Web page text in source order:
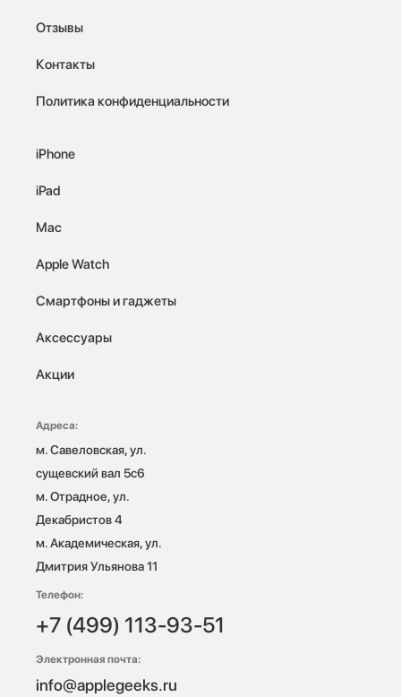
Отзывы
Контакты
Политика конфиденциальности
iPhone
iPad
Mac
Apple Watch
Смартфоны и гаджеты
Аксессуары
Акции
Адреса:
м. Савеловская, ул.
сущевский вал 5с6
м. Отрадное, ул.
Декабристов 4
м. Академическая, ул.
Дмитрия Ульянова 11
Телефон:
+7 (499) 113-93-51
Электронная почта:
info@applegeeks.ru